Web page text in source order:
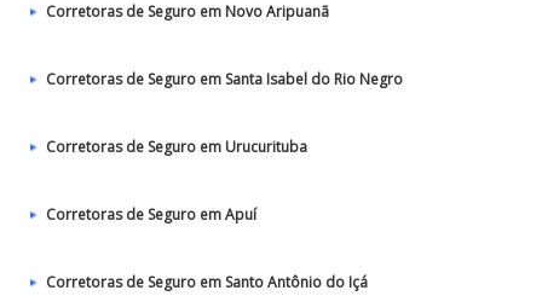
Corretoras de Seguro em Novo Aripuanã
Corretoras de Seguro em Santa Isabel do Rio Negro
Corretoras de Seguro em Urucurituba
Corretoras de Seguro em Apuí
Corretoras de Seguro em Santo Antônio do Içá